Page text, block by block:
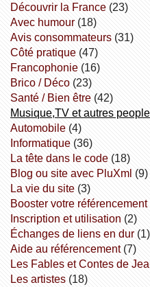
découvrir la France(23)
avec humour(18)
avis consommateurs(31)
côté pratique(47)
Francophonie(16)
Brico / Déco(23)
Santé / Bien être(42)
Musique,TV et autres
Automobile(4)
informatique(36)
la tête dans le code(18)
Blog ou site avec PluXml (9)
la vie du site(3)
booster votre référencement
inscription et utilisation (2)
échanges de liens en dur(1)
aide au référencement(7)
Les Fables et Contes de
Les artistes(18)